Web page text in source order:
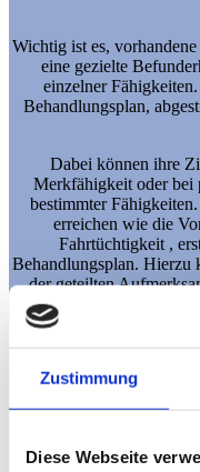
Zustimmung
Diese Webseite
Wichtig ist es,
eine gezielte
einzelner
Behandlungsplan,
Dabei können ihre
Merkfähigkeit oder bei
bestimmter
erreichen wie die
Fahrtüchtigkeit ,
Behandlungsplan. Hierzu
der geteilten
Leistungsfähigkeit soweit
Unabhängigkeit